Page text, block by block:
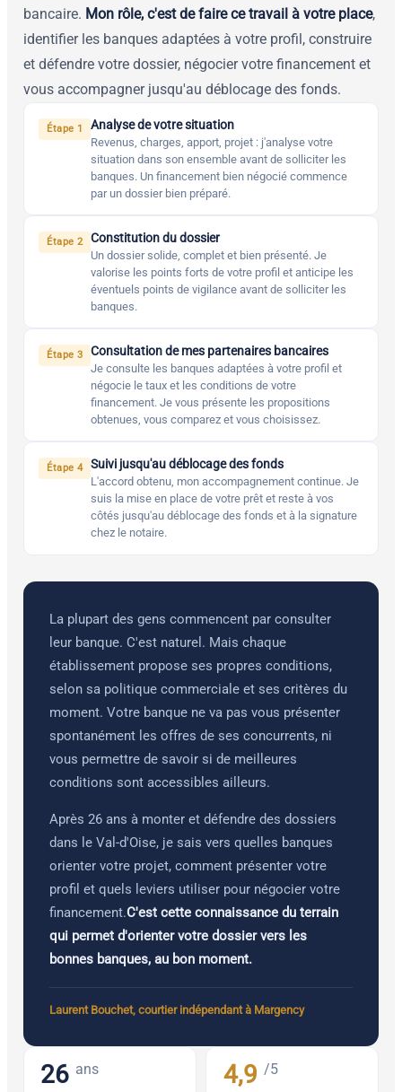
bancaire. Mon rôle, c'est de faire ce travail à votre place,
identifier les banques adaptées à votre profil, construire
et défendre votre dossier, négocier votre financement et
vous accompagner jusqu'au déblocage des fonds.
Étape 1 Analyse de votre situation
Revenus, charges, apport, projet : j'analyse votre
situation dans son ensemble avant de solliciter les
banques. Un financement bien négocié commence
par un dossier bien préparé.
Étape 2 Constitution du dossier
Un dossier solide, complet et bien présenté. Je
valorise les points forts de votre profil et anticipe les
éventuels points de vigilance avant de solliciter les
banques.
Étape 3 Consultation de mes partenaires bancaires
Je consulte les banques adaptées à votre profil et
négocie le taux et les conditions de votre
financement. Je vous présente les propositions
obtenues, vous comparez et vous choisissez.
Étape 4 Suivi jusqu'au déblocage des fonds
L'accord obtenu, mon accompagnement continue. Je
suis la mise en place de votre prêt et reste à vos
côtés jusqu'au déblocage des fonds et à la signature
chez le notaire.
La plupart des gens commencent par consulter
leur banque. C'est naturel. Mais chaque
établissement propose ses propres conditions,
selon sa politique commerciale et ses critères du
moment. Votre banque ne va pas vous présenter
spontanément les offres de ses concurrents, ni
vous permettre de savoir si de meilleures
conditions sont accessibles ailleurs.
Après 26 ans à monter et défendre des dossiers
dans le Val-d'Oise, je sais vers quelles banques
orienter votre projet, comment présenter votre
profil et quels leviers utiliser pour négocier votre
financement.C'est cette connaissance du terrain
qui permet d'orienter votre dossier vers les
bonnes banques, au bon moment.
Laurent Bouchet, courtier indépendant à Margency
26 ans 4,9 /5